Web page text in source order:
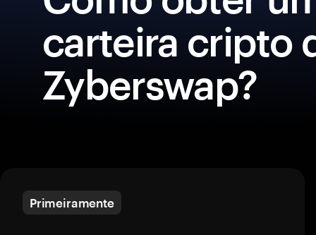
carteira cripto
Zyberswap?
Primeiramente